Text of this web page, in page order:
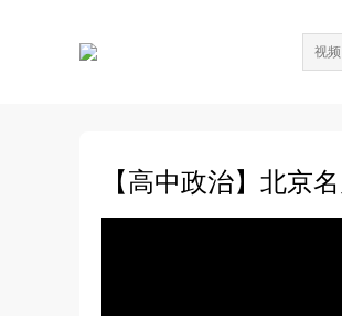
【高中政治】北京